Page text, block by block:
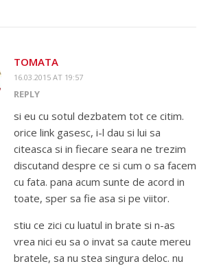
TOMATA
16.03.2015 AT 19:57
REPLY
si eu cu sotul dezbatem tot ce citim.
orice link gasesc, i-l dau si lui sa
citeasca si in fiecare seara ne trezim
discutand despre ce si cum o sa facem
cu fata. pana acum sunte de acord in
toate, sper sa fie asa si pe viitor.
stiu ce zici cu luatul in brate si n-as
vrea nici eu sa o invat sa caute mereu
bratele, sa nu stea singura deloc. nu